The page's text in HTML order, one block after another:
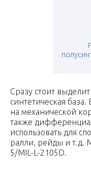
Сразу стоит
синтетическая
на механической
также
использовать для
ралли, рейды и т.д.
5/MIL-L-2105D.